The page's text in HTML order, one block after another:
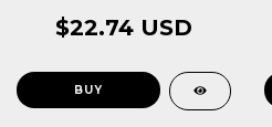
$22.74 USD